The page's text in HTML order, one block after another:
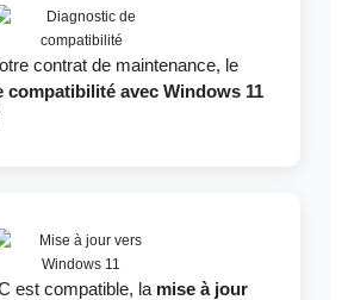
contrat de maintenance, le
compatibilité avec Windows 11
est compatible, la mise à jour